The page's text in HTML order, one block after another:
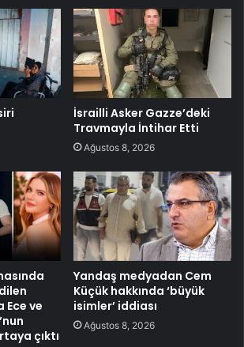
İsrailli Asker Gazze’deki
Travmayla İntihar Etti
Ağustos 8, 2026
Ece ve
çıktı
Yandaş medyadan Cem
Küçük hakkında ‘büyük
isimler’ iddiası
Ağustos 8, 2026